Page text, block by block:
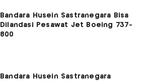
Bandara Husein Sastranegara Bisa
Dilandasi Pesawat Jet Boeing 737-
800
Bandara Husein Sastranegara